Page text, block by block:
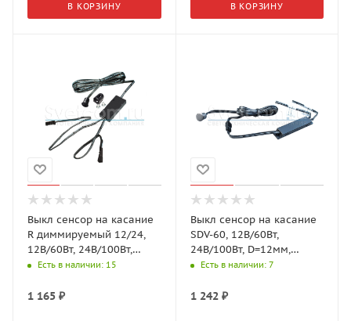
В КОРЗИНУ В КОРЗИНУ
Выкл сенсор на касание
R диммируемый 12/24,
12В/60Вт, 24В/100Вт,
D=15мм, Черный
Есть в наличии: 15
1 165 ₽
Выкл сенсор на касание
SDV-60, 12В/60Вт,
24В/100Вт, D=12мм,
Серый 08.800.00.342
Есть в наличии: 7
1 242₽